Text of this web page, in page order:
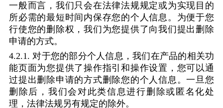
一般而言，我们只会在法律法规规定或为实现目的
所必需的最短时间内保存您的个人信息。为便于您
行使您的删除权，我们为您提供了向我们提出删除
申请的方式。
4.2.1.对于您的部分个人信息，我们在产品的相关功
能页面为您提供了操作指引和操作设置，您可以通
过提出删除申请的方式删除您的个人信息。一旦您
删除后，我们会对此类信息进行删除或匿名化处
理，法律法规另有规定的除外。